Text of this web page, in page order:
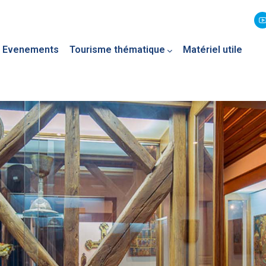
Evenements Tourisme thématique Matériel utile